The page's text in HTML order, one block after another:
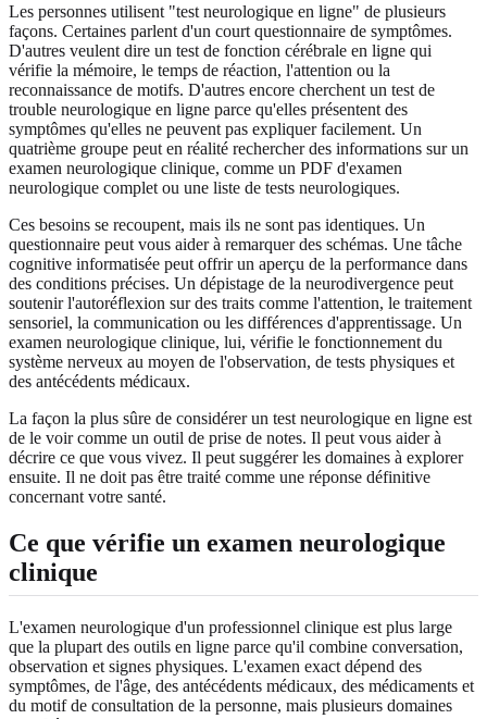
Les personnes utilisent "test neurologique en ligne" de plusieurs
façons. Certaines parlent d'un court questionnaire de symptômes.
D'autres veulent dire un test de fonction cérébrale en ligne qui
vérifie la mémoire, le temps de réaction, l'attention ou la
reconnaissance de motifs. D'autres encore cherchent un test de
trouble neurologique en ligne parce qu'elles présentent des
symptômes qu'elles ne peuvent pas expliquer facilement. Un
quatrième groupe peut en réalité rechercher des informations sur un
examen neurologique clinique, comme un PDF d'examen
neurologique complet ou une liste de tests neurologiques.
Ces besoins se recoupent, mais ils ne sont pas identiques. Un
questionnaire peut vous aider à remarquer des schémas. Une tâche
cognitive informatisée peut offrir un aperçu de la performance dans
des conditions précises. Un dépistage de la neurodivergence peut
soutenir l'autoréflexion sur des traits comme l'attention, le traitement
sensoriel, la communication ou les différences d'apprentissage. Un
examen neurologique clinique, lui, vérifie le fonctionnement du
système nerveux au moyen de l'observation, de tests physiques et
des antécédents médicaux.
La façon la plus sûre de considérer un test neurologique en ligne est
de le voir comme un outil de prise de notes. Il peut vous aider à
décrire ce que vous vivez. Il peut suggérer les domaines à explorer
ensuite. Il ne doit pas être traité comme une réponse définitive
concernant votre santé.
Ce que vérifie un examen neurologique
clinique
L'examen neurologique d'un professionnel clinique est plus large
que la plupart des outils en ligne parce qu'il combine conversation,
observation et signes physiques. L'examen exact dépend des
symptômes, de l'âge, des antécédents médicaux, des médicaments et
du motif de consultation de la personne, mais plusieurs domaines